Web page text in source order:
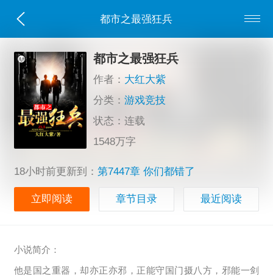
都市之最强狂兵
都市之最强狂兵
作者： 大红大紫
分类：游戏竞技
状态：连载
1548万字
18小时前更新到： 第7447章 你们都错了
立即阅读 章节目录 最近阅读
小说简介：
他是国之重器，却亦正亦邪，正能守国门摄八方，邪能一剑